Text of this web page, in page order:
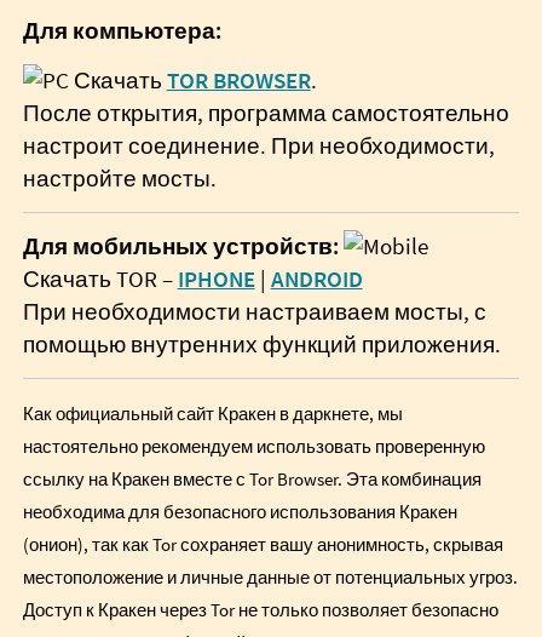
Для компьютера:
Скачать TOR BROWSER.
После открытия, программа самостоятельно
настроит соединение. При необходимости,
настройте мосты.
Для мобильных устройств:
Скачать TOR – IPHONE| ANDROID
При необходимости настраиваем мосты, с
помощью внутренних функций приложения.
Как официальный сайт Кракен в даркнете, мы
настоятельно рекомендуем использовать проверенную
ссылку на Кракен вместе с Tor Browser. Эта комбинация
необходима для безопасного использования Кракен
(онион), так как Tor сохраняет вашу анонимность, скрывая
местоположение и личные данные от потенциальных угроз.
Доступ к Кракен через Tor не только позволяет безопасно